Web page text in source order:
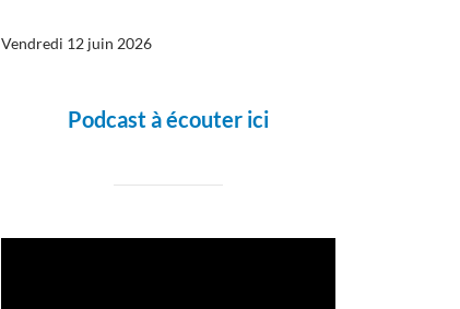
Vendredi 12 juin 2026
Podcast à écouter ici